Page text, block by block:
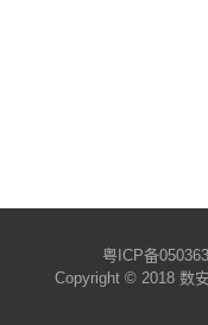
粤ICP备
Copyright © 2018 数